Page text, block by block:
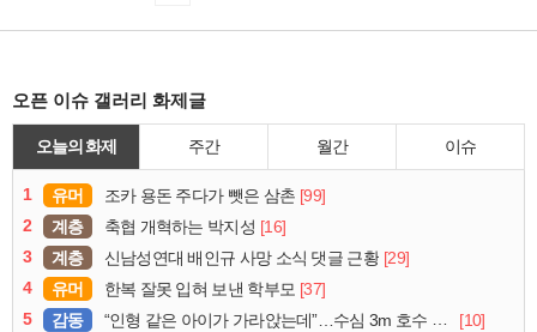
오픈 이슈 갤러리 화제글
오늘의 화제 주간 월간 이슈
1 유머 조카 용돈 주다가 뺏은 삼촌 [99]
2
계층 축협 개혁하는 박지성 [16]
3
계층 신남성연대 배인규 사망 소식 댓글 근황 [29]
4
유머 한복 잘못 입혀 보낸 학부모 [37]
5
감동 “인형 같은 아이가 가라앉는데”…수심 3m 호수 뛰어든 60대 의인
[10]